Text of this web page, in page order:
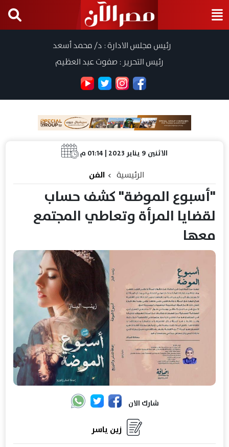
رئيس مجلس الادارة : د/ محمد أسعد
رئيس التحرير : صفوت عبد العظيم
الاثنين 9 يناير 2023 | 01:14 م
الرئيسية الفن
"أسبوع الموضة" كشف حساب
لقضايا المرأة وتعاطي المجتمع
معها
شارك الان
زين ياسر